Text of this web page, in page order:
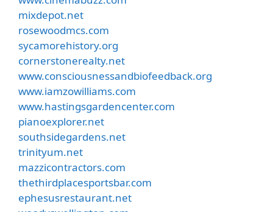
mixdepot.net
rosewoodmcs.com
sycamorehistory.org
cornerstonerealty.net
www.consciousnessandbiofeedback.org
www.iamzowilliams.com
www.hastingsgardencenter.com
pianoexplorer.net
southsidegardens.net
trinityum.net
mazzicontractors.com
thethirdplacesportsbar.com
ephesusrestaurant.net